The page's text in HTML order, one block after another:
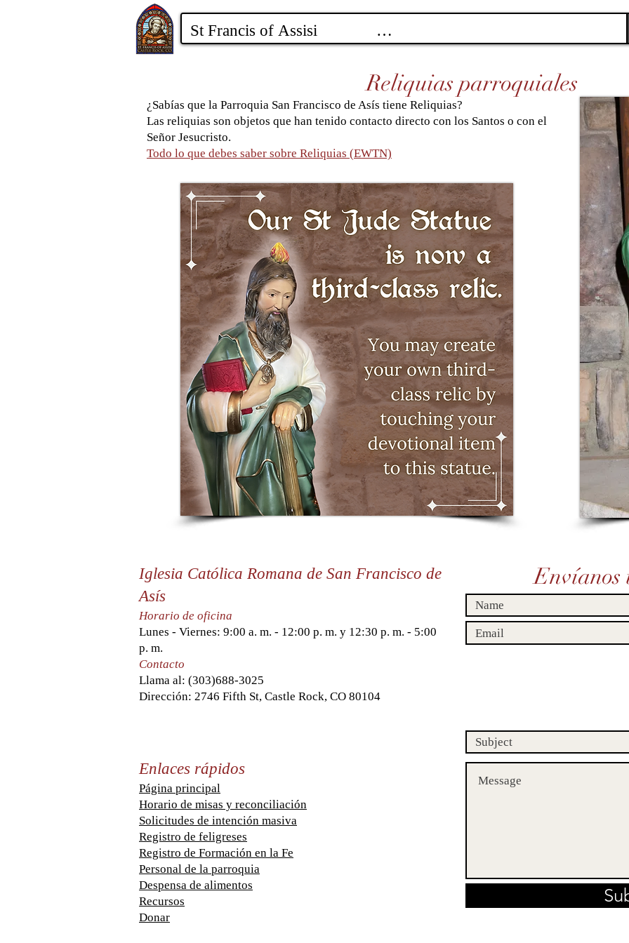
Reliquias parroquiales
¿Sabías que la Parroquia San Francisco de Asís tiene Reliquias?
Las reliquias son objetos que han tenido contacto directo con los Santos o con el
Señor Jesucristo.
Todo lo que debes saber sobre Reliquias (EWTN)
Iglesia Católica Romana de San Francisco de
Asís
Horario de oficina
Lunes - Viernes: 9:00 a. m. - 12:00 p. m. y 12:30 p. m. - 5:00
p. m.
Contacto
Llama al: (303)688-3025
Dirección: 2746 Fifth St, Castle Rock, CO 80104
Enlaces rápidos
Página principal
Horario de misas y reconciliación
Solicitudes de intención masiva
Registro de feligreses
Registro de Formación en la Fe
Personal de la parroquia
Despensa de alimentos
Recursos
Donar
Envíanos